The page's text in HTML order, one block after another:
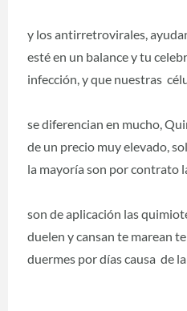
y los antirretrovirales,
esté en un balance y tu
infección, y que nuestras
se diferencian en mucho,
de un precio muy elevado,
la mayoría son por contrato
son de aplicación las
duelen y cansan te marean
duermes por días causa de